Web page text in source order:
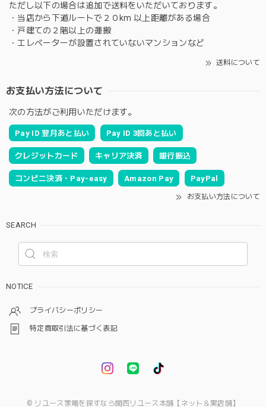
ただし以下の場合は追加で送料をいただいております。
・当店から下道ルートで２０km 以上距離がある場合
・戸建ての２階以上の運搬
・エレベーターが設置されていないマンションなど
送料について
お支払い方法について
次の方法がご利用いただけます。
Pay ID 翌月あと払い Pay ID 3回あと払い
クレジットカード キャリア決済 銀行振込
コンビニ決済・Pay-easy Amazon Pay PayPal
お支払い方法について
SEARCH
NOTICE
プライバシーポリシー
特定商取引法に基づく表記
© リユース家電を探すなら関西リユース本舗【ネット＆実店舗】